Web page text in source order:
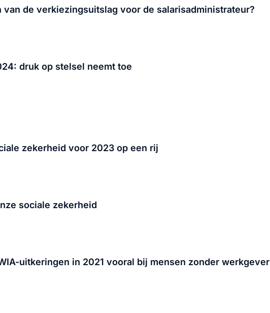
van de verkiezingsuitslag voor de salarisadministrateur?
druk op stelsel neemt toe
zekerheid voor 2023 op een rij
sociale zekerheid
uitkeringen in 2021 vooral bij mensen zonder werkgever